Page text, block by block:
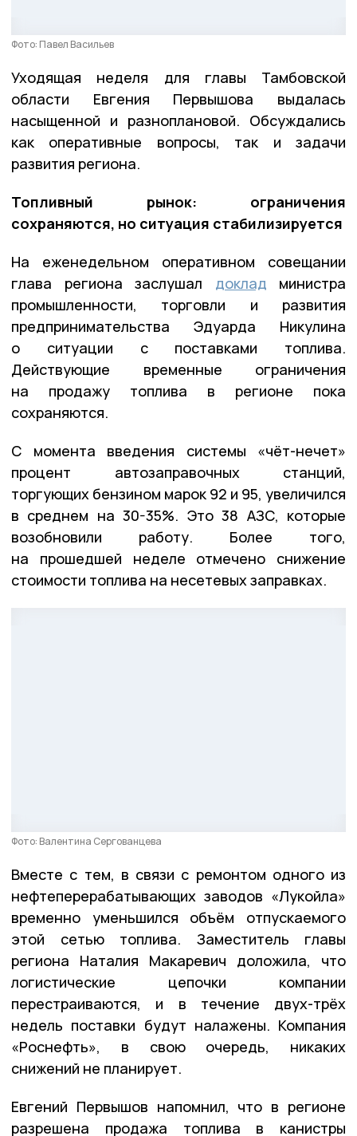
Фото: Павел Васильев
Уходящая неделя для главы Тамбовской
области Евгения Первышова выдалась
насыщенной и разноплановой. Обсуждались
как оперативные вопросы, так и задачи
развития региона.
Топливный рынок: ограничения
сохраняются, но ситуация стабилизируется
На еженедельном оперативном совещании
глава региона заслушал доклад министра
промышленности, торговли и развития
предпринимательства Эдуарда Никулина
о ситуации с поставками топлива.
Действующие временные ограничения
на продажу топлива в регионе пока
сохраняются.
С момента введения системы «чёт-нечет»
процент автозаправочных станций,
торгующих бензином марок 92 и 95, увеличился
в среднем на 30-35%. Это 38 АЗС, которые
возобновили работу. Более того,
на прошедшей неделе отмечено снижение
стоимости топлива на несетевых заправках.
Фото: Валентина Сергованцева
Вместе с тем, в связи с ремонтом одного из
нефтеперерабатывающих заводов «Лукойла»
временно уменьшился объём отпускаемого
этой сетью топлива. Заместитель главы
региона Наталия Макаревич доложила, что
логистические цепочки компании
перестраиваются, и в течение двух-трёх
недель поставки будут налажены. Компания
«Роснефть», в свою очередь, никаких
снижений не планирует.
Евгений Первышов напомнил, что в регионе
разрешена продажа топлива в канистры